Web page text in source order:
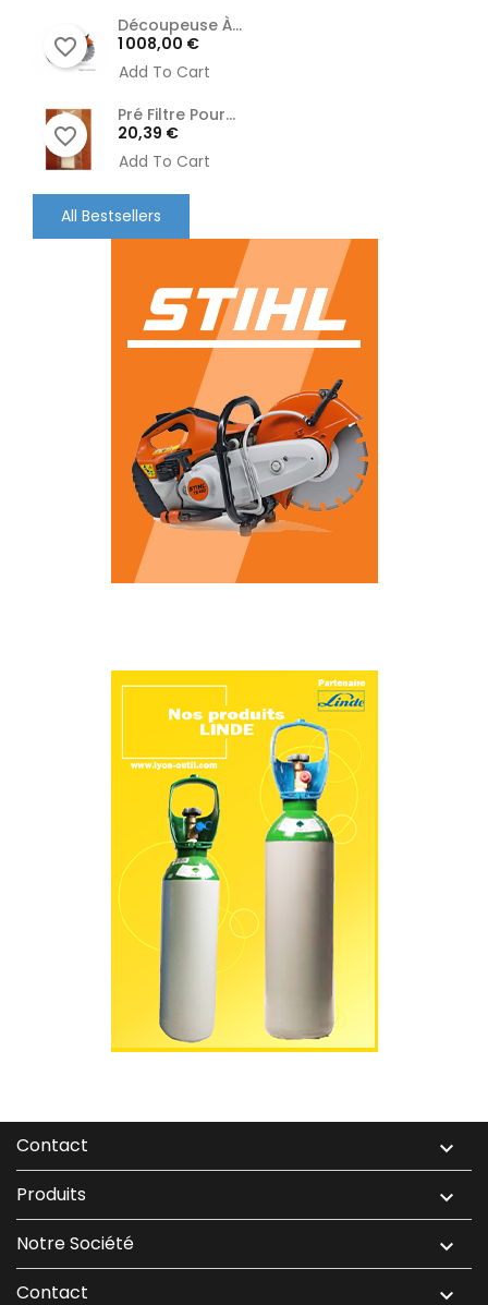
Découpeuse À...
Prix
1 008,00 €
Add To Cart
favorite_border
Pré Filtre Pour...
Prix
20,39 €
Add To Cart
favorite_border
All Bestsellers
Contact 
Produits 
Notre Société 
Contact 